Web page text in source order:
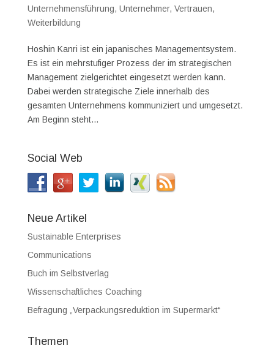
Unternehmensführung, Unternehmer, Vertrauen,
Weiterbildung
Hoshin Kanri ist ein japanisches Managementsystem.
Es ist ein mehrstufiger Prozess der im strategischen
Management zielgerichtet eingesetzt werden kann.
Dabei werden strategische Ziele innerhalb des
gesamten Unternehmens kommuniziert und umgesetzt.
Am Beginn steht...
Social Web
Neue Artikel
Sustainable Enterprises
Communications
Buch im Selbstverlag
Wissenschaftliches Coaching
Befragung „Verpackungsreduktion im Supermarkt“
Themen